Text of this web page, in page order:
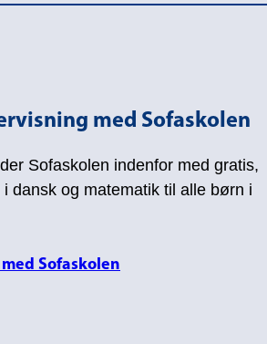
med Sofaskolen
Sofaskolen indenfor med gratis,
dansk og matematik til alle børn i
Sofaskolen